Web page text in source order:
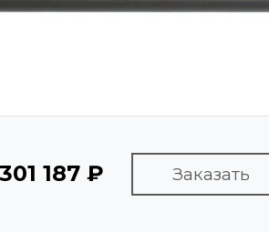
301 187 ₽ Заказать